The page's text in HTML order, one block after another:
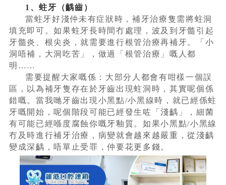
1、蛀牙（齲齒）
當蛀牙好淺仲未有症狀時，補牙治療隻需將蛀洞
填充即可。如果蛀牙長時間冇處理，波及到牙髓引起
牙髓炎、根尖炎，就需要進行根管治療再補牙。「小
洞唔補，大洞吃苦」，做過「根管治療」嘅人都
明……
需要提醒大家嘅係：大部分人都會有咁樣一個誤
區，以為補牙隻存在於牙齒出現蛀洞時，其實呢個係
錯嘅。當我哋牙齒出現小黑點/小黑線時，就已經係蛀
牙嘅開始，呢個階段可能已經發生咗「淺齲」，細菌
有可能已經喺度腐蝕你嘅牙釉質。如果小黑點/小黑線
冇及時進行補牙治療，病變就會越來越嚴重，從淺齲
變成深齲，唔單止受罪，仲要花更多錢。